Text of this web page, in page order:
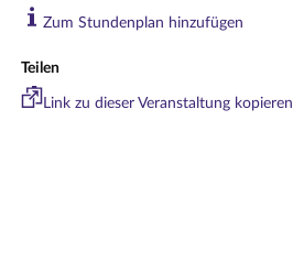
Zum Stundenplan hinzufügen
Teilen
Link zu dieser Veranstaltung kopieren